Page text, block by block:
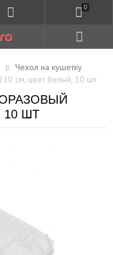
0
Чехол на кушетку
см, цвет белый, 10 шт
10 ШТ